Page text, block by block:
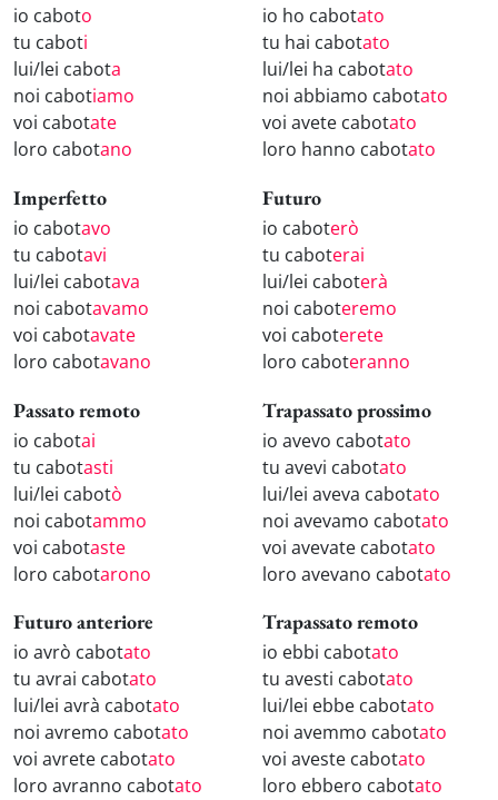
io caboto
tu caboti
lui/lei cabota
noi cabotiamo
voi cabotate
loro cabotano
io ho cabotato
tu hai cabotato
lui/lei ha cabotato
noi abbiamo cabotato
voi avete cabotato
loro hanno cabotato
Imperfetto
io cabotavo
tu cabotavi
lui/lei cabotava
noi cabotavamo
voi cabotavate
loro cabotavano
Futuro
io caboterò
tu caboterai
lui/lei caboterà
noi caboteremo
voi caboterete
loro caboteranno
Passato remoto
io cabotai
tu cabotasti
lui/lei cabotò
noi cabotammo
voi cabotaste
loro cabotarono
Trapassato prossimo
io avevo cabotato
tu avevi cabotato
lui/lei aveva cabotato
noi avevamo cabotato
voi avevate cabotato
loro avevano cabotato
Futuro anteriore
io avrò cabotato
tu avrai cabotato
lui/lei avrà cabotato
noi avremo cabotato
voi avrete cabotato
loro avranno cabotato
Trapassato remoto
io ebbi cabotato
tu avesti cabotato
lui/lei ebbe cabotato
noi avemmo cabotato
voi aveste cabotato
loro ebbero cabotato